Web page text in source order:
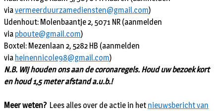
viavermeerduurzamediensten@gmail.com)
Udenhout: Molenbaantje 2, 5071 NR (aanmelden
via pboute@gmail.com)
Boxtel: Mezenlaan 2, 5282 HB (aanmelden
via heinennicole98@gmail.com)
N.B. Wij houden ons aan de coronaregels. Houd uw bezoek kort
en houd 1,5 meter afstand a.u.b.!
Meer weten? Lees alles over de actie in het nieuwsbericht van